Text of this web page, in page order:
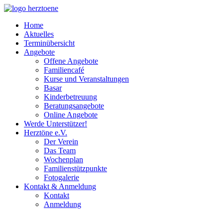
Home
Aktuelles
Terminübersicht
Angebote
Offene Angebote
Familiencafé
Kurse und Veranstaltungen
Basar
Kinderbetreuung
Beratungsangebote
Online Angebote
Werde Unterstützer!
Herztöne e.V.
Der Verein
Das Team
Wochenplan
Familienstützpunkte
Fotogalerie
Kontakt & Anmeldung
Kontakt
Anmeldung